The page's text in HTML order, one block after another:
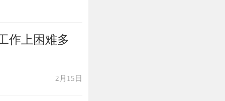
作上困难多
2月15日